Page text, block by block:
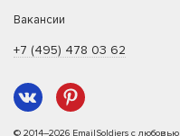
Вакансии
+7 (495) 478 03 62
© 2014–2026 EmailSoldiers с любовью